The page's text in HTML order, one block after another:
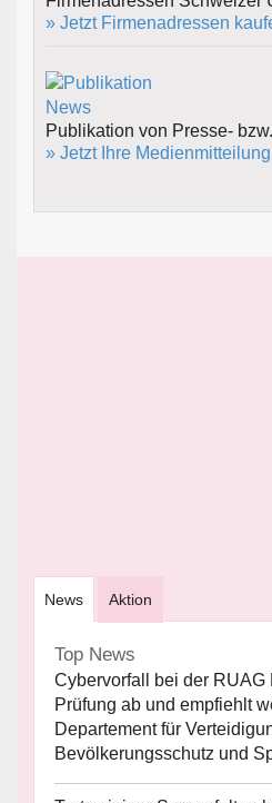
» Jetzt Firmenadressen
Publikation von Presse-
» Jetzt Ihre
News Aktion
Top News
Cybervorfall bei der RUAG
Prüfung ab und empfiehlt
Departement für
Bevölkerungsschutz und